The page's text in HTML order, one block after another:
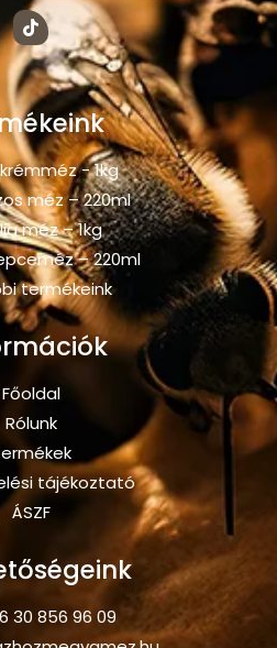
- 1kg
méz – 220ml
méz – 1kg
– 220ml
termékeink
Főoldal
Rólunk
tájékoztató
ÁSZF
30 856 96 09